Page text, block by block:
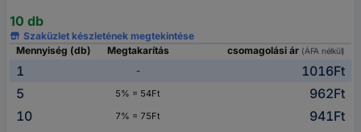
10 db
Szaküzlet készletének megtekintése
Mennyiség (db)
Megtakarítás csomagolási ár (ÁFA nélkül)
1 -
1016Ft
5
5% = 54Ft
962Ft
10
7% = 75Ft 941Ft